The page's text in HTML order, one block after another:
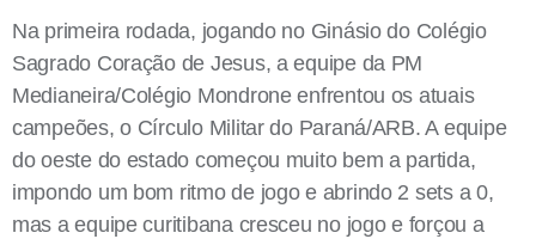
Na primeira rodada, jogando no Ginásio do Colégio
Sagrado Coração de Jesus, a equipe da PM
Medianeira/Colégio Mondrone enfrentou os atuais
campeões, o Círculo Militar do Paraná/ARB. A equipe
do oeste do estado começou muito bem a partida,
impondo um bom ritmo de jogo e abrindo 2 sets a 0,
mas a equipe curitibana cresceu no jogo e forçou a